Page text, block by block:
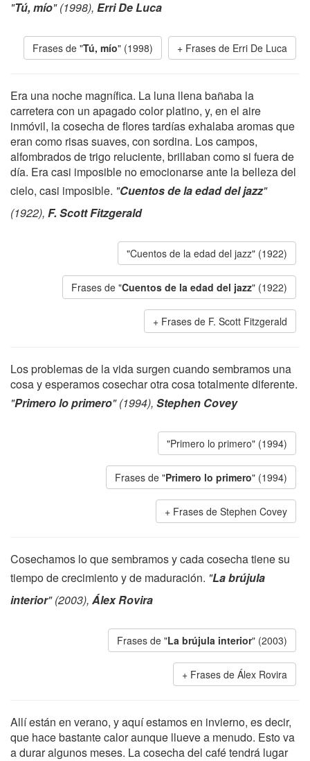
"Tú, mío" (1998), Erri De Luca
Frases de "Tú, mío" (1998) Frases de Erri De Luca
Era una noche magnífica. La luna llena bañaba la
carretera con un apagado color platino, y, en el aire
inmóvil, la cosecha de flores tardías exhalaba aromas que
eran como risas suaves, con sordina. Los campos,
alfombrados de trigo reluciente, brillaban como si fuera de
día. Era casi imposible no emocionarse ante la belleza del
cielo, casi imposible. "Cuentos de la edad del jazz"
(1922), F. Scott Fitzgerald
"Cuentos de la edad del jazz" (1922)
Frases de "Cuentos de la edad del jazz" (1922)
Frases de F. Scott Fitzgerald
Los problemas de la vida surgen cuando sembramos una
cosa y esperamos cosechar otra cosa totalmente diferente.
"Primero lo primero" (1994), Stephen Covey
"Primero lo primero" (1994)
Frases de "Primero lo primero" (1994)
Frases de Stephen Covey
Cosechamos lo que sembramos y cada cosecha tiene su
tiempo de crecimiento y de maduración. "La brújula
interior" (2003), Álex Rovira
Frases de "La brújula interior" (2003)
Frases de Álex Rovira
Allí están en verano, y aquí estamos en invierno, es decir,
que hace bastante calor aunque llueve a menudo. Esto va
a durar algunos meses. La cosecha del café tendrá lugar